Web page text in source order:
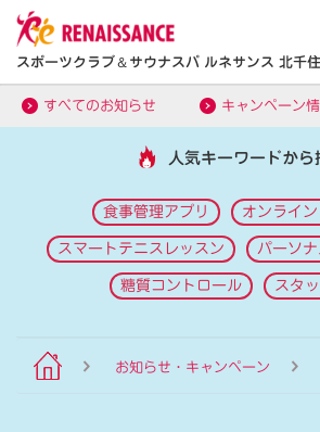
スポーツクラブ＆サウナスパ ルネサンス 北千
すべてのお知らせ キャンペーン
人気キーワードから
食事管理アプリ オンライ
スマートテニスレッスン パーソ
糖質コントロール スタ
お知らせ・キャンペーン